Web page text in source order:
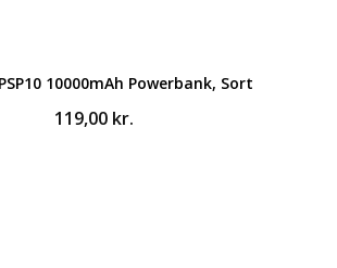
10000mAh Powerbank, Sort
119,00 kr.